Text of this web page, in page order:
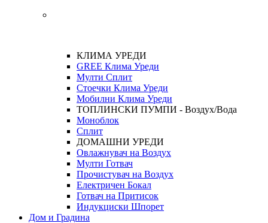
КЛИМА УРЕДИ
GREE Клима Уреди
Мулти Сплит
Стоечки Клима Уреди
Мобилни Клима Уреди
ТОПЛИНСКИ ПУМПИ - Воздух/Вода
Моноблок
Сплит
ДОМАШНИ УРЕДИ
Овлажнувач на Воздух
Мулти Готвач
Прочистувач на Воздух
Електричен Бокал
Готвач на Притисок
Индукциски Шпорет
Дом и Градина